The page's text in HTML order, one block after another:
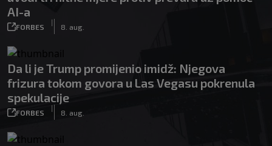
AI-a
FORBES
|
8. aug.
Da li je Trump promijenio imidž: Njegova
frizura tokom govora u Las Vegasu pokrenula
spekulacije
FORBES
|
8. aug.